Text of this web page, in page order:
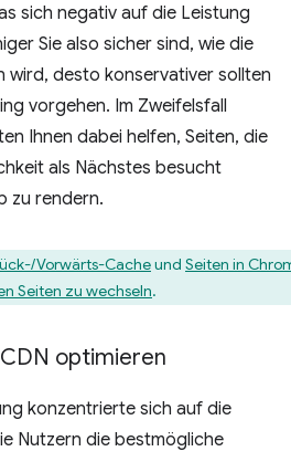
sich negativ auf die Leistung
Sie also sicher sind, wie die
wird, desto konservativer sollten
vorgehen. Im Zweifelsfall
Ihnen dabei helfen, Seiten, die
als Nächstes besucht
zu rendern.
Vorwärts-Cacheund Seiten in
Seiten zu wechseln.
optimieren
konzentrierte sich auf die
Nutzern die bestmögliche